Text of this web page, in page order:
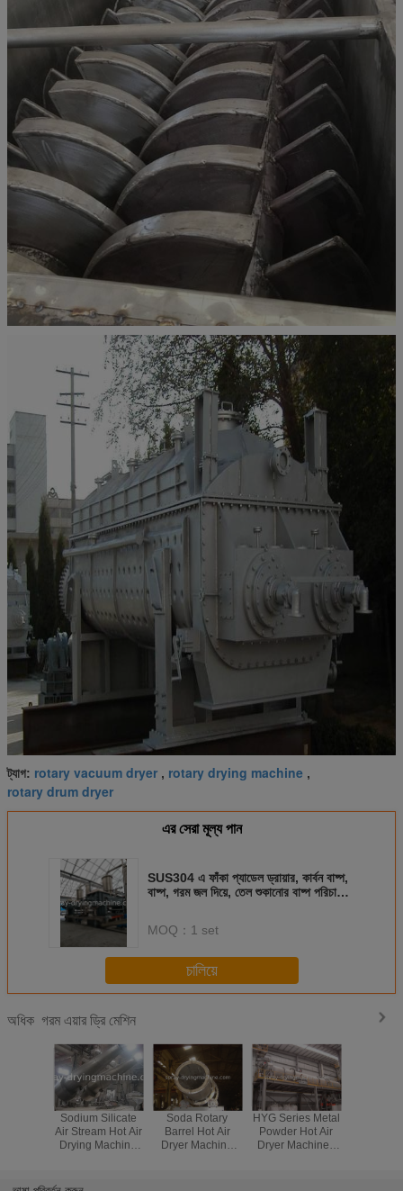
ট্যাগ: rotary vacuum dryer , rotary drying machine ,
rotary drum dryer
এর সেরা মূল্য পান
SUS304 এ ফাঁকা প্যাডেল ড্রায়ার, কার্বন বাষ্প,
বাষ্প, গরম জল দিয়ে, তেল শুকানোর বাষ্প পরিচালনা
MOQ： 1 set
চালিয়ে
অধিক গরম এয়ার ড্রি মেশিন
Sodium Silicate
Air Stream Hot Air
Drying Machine
Soda Rotary
Barrel Hot Air
Dryer Machine
HYG Series Metal
Powder Hot Air
Dryer Machine ,